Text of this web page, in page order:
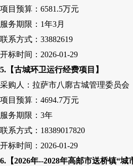
项目预算： 6581.5万元
服务期限： 1年3月
联系方式： 33882619
开标时间： 2026-01-29
5.【古城环卫运行经费项目】
采购人
：拉萨市八廓古城管理委员会
项目预算： 4694.7万元
服务期限： 3年
联系方式： 18389017820
开标时间： 2026-01-29
6.【2026年--2028年高邮市送桥镇“